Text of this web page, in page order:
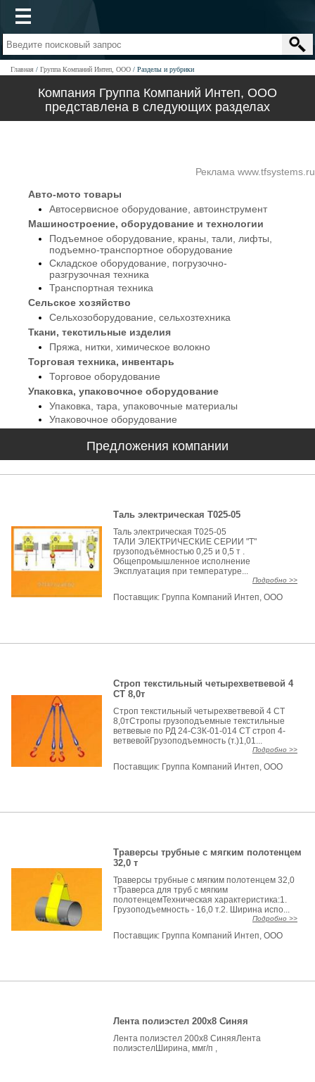
Главная Группа Компаний Интеп, ООО Разделы и рубрики
Компания Группа Компаний Интеп, ООО
представлена в следующих разделах
Реклама www.tfsystems.ru
Авто-мото товары
Автосервисное оборудование, автоинструмент
Машиностроение, оборудование и технологии
Подъемное оборудование, краны, тали, лифты,
подъемно-транспортное оборудование
Складское оборудование, погрузочно-
разгрузочная техника
Транспортная техника
Сельское хозяйство
Сельхозоборудование, сельхозтехника
Ткани, текстильные изделия
Пряжа, нитки, химическое волокно
Торговая техника, инвентарь
Торговое оборудование
Упаковка, упаковочное оборудование
Упаковка, тара, упаковочные материалы
Упаковочное оборудование
Предложения компании
Таль электрическая Т025-05
Таль электрическая Т025-05
ТАЛИ ЭЛЕКТРИЧЕСКИЕ СЕРИИ "Т"
грузоподъёмностью 0,25 и 0,5 т .
Общепромышленное исполнение
Эксплуатация при температуре...
Подробно >>
Поставщик: Группа Компаний Интеп, ООО
Строп текстильный четырехветвевой 4
СТ 8,0т
Строп текстильный четырехветвевой 4 СТ
8,0тСтропы грузоподъемные текстильные
ветвевые по РД 24-С3К-01-014 СТ строп 4-
ветвевойГрузоподъемность (т.)1,01...
Подробно >>
Поставщик: Группа Компаний Интеп, ООО
Траверсы трубные с мягким полотенцем
32,0 т
Траверсы трубные с мягким полотенцем 32,0
тТраверса для труб с мягким
полотенцемТехническая характеристика:1.
Грузоподъемность - 16,0 т.2. Ширина испо...
Подробно >>
Поставщик: Группа Компаний Интеп, ООО
Лента полиэстел 200х8 Синяя
Лента полиэстел 200х8 СиняяЛента
полиэстелШирина, ммг/п ,